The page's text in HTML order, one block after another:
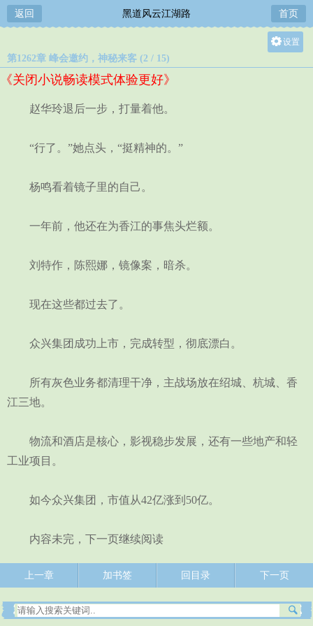
返回 黑道风云江湖路 首页
设置
第1262章 峰会邀约，神秘来客 (2 / 15)
《关闭小说畅读模式体验更好》
赵华玲退后一步，打量着他。
“行了。”她点头，“挺精神的。”
杨鸣看着镜子里的自己。
一年前，他还在为香江的事焦头烂额。
刘特作，陈熙娜，镜像案，暗杀。
现在这些都过去了。
众兴集团成功上市，完成转型，彻底漂白。
所有灰色业务都清理干净，主战场放在绍城、杭城、香
江三地。
物流和酒店是核心，影视稳步发展，还有一些地产和轻
工业项目。
如今众兴集团，市值从42亿涨到50亿。
内容未完，下一页继续阅读
上一章 加书签 回目录 下一页